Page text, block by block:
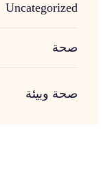
Uncategorized
صحة
صحة وبيئة